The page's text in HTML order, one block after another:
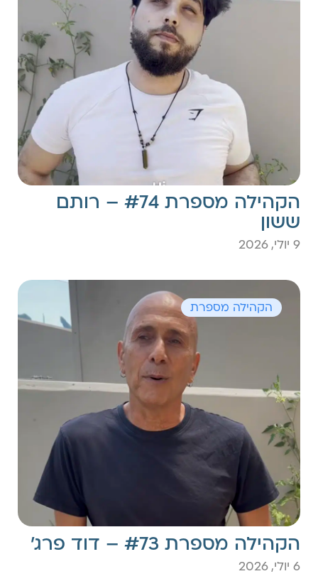
הקהילה מספרת #74 – רותם
ששון
9 יולי, 2026
הקהילה מספרת
הקהילה מספרת #73 – דוד פרג׳
6 יולי, 2026